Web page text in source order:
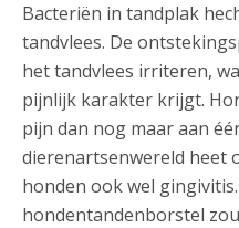
Bacteriën in tandplak
tandvlees. De
het tandvlees irriteren,
pijnlijk karakter krijgt.
pijn dan nog maar aan
dierenartsenwereld heet
honden ook wel
hondentandenborstel